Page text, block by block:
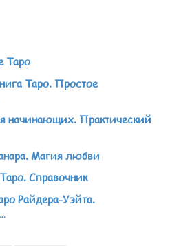
Таро
Таро. Простое
начинающих. Практический
Магия любви
Справочник
Райдера-Уэйта.